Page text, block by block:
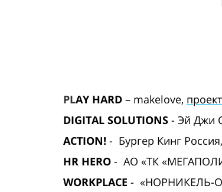
PLAY HARD – makelove,
DIGITAL SOLUTIONS - Эй Джи
ACTION! - Бургер Кинг Россия,
HR HERO - АО «ТК
WORKPLACE - «НОРНИКЕЛЬ-